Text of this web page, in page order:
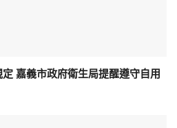
嘉義市政府衛生局提醒遵守自用